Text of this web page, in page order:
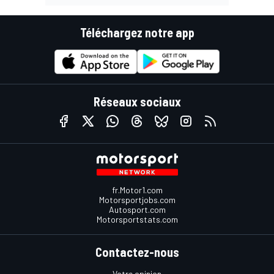
Téléchargez notre app
Réseaux sociaux
fr.Motor1.com
Motorsportjobs.com
Autosport.com
Motorsportstats.com
Contactez-nous